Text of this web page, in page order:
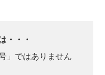
・・・
」ではありません